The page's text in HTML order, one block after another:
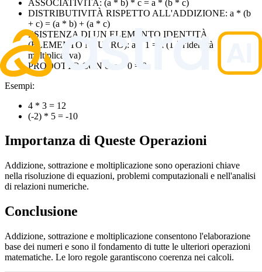
ASSOCIATIVITÀ: (a * b) * c = a * (b * c)
DISTRIBUTIVITÀ RISPETTO ALL'ADDIZIONE: a * (b
+ c) = (a * b) + (a * c)
ESISTENZA DI UN ELEMENTO IDENTITÀ
(ELEMENTO NEUTRO): a * 1 = a (1 è l'identità
moltiplicativa)
PRODOTTO CON 0: a * 0 = 0
Esempi:
4 * 3 = 12
(-2) * 5 = -10
Importanza di Queste Operazioni
Addizione, sottrazione e moltiplicazione sono operazioni chiave
nella risoluzione di equazioni, problemi computazionali e nell'analisi
di relazioni numeriche.
Conclusione
Addizione, sottrazione e moltiplicazione consentono l'elaborazione
base dei numeri e sono il fondamento di tutte le ulteriori operazioni
matematiche. Le loro regole garantiscono coerenza nei calcoli.